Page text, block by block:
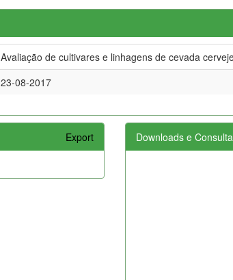
Avaliação de cultivares e linhagens de cevada
23-08-2017
Export Downloads e